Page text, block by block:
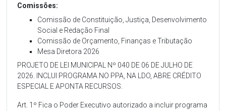
Comissões:
Comissão de Constituição, Justiça, Desenvolvimento
Social e Redação Final
Comissão de Orçamento, Finanças e Tributação
Mesa Diretora 2026
PROJETO DE LEI MUNICIPAL Nº 040 DE 06 DE JULHO DE
2026. INCLUI PROGRAMA NO PPA, NA LDO, ABRE CRÉDITO
ESPECIAL E APONTA RECURSOS.
Art. 1º Fica o Poder Executivo autorizado a incluir programa